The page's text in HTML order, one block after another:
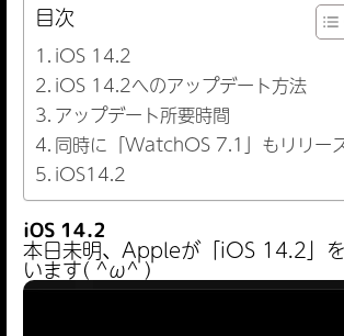
目次
iOS 14.2
iOS 14.2へのアップデート方法
アップデート所要時間
同時に「WatchOS 7.1」もリリー
iOS14.2
iOS 14.2
本日未明、Appleが「iOS 14.2」
います( ^ω^ )